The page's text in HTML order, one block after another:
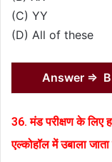
(C) YY
(D) All of these
Answer ⇒ B
36. मंड परीक्षण के लिए
एल्कोहॉल में उबाला